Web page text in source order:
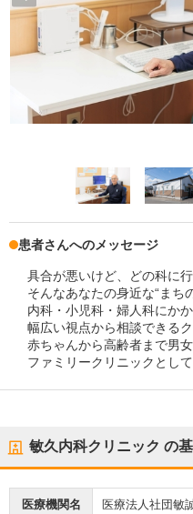
患者さんへのメッセージ
具合が悪いけど、どの科に
そんなあなたの身近な“まち
内科・小児科・婦人科にか
幅広い視点から相談できる
赤ちゃんから高齢者まで男
ファミリークリニックとし
敏久内科クリニック の
医療機関名 医療法人社団敏